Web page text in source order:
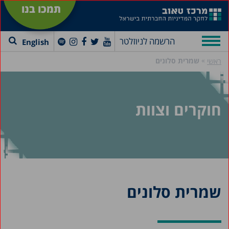
תמכו בנו
הרשמה לניוזלטר English
ראשי » שמרית סלונים
חוקרים וצוות
שמרית סלונים